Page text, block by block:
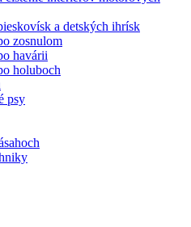
a detských ihrísk
zosnulom
havárii
holuboch
psy